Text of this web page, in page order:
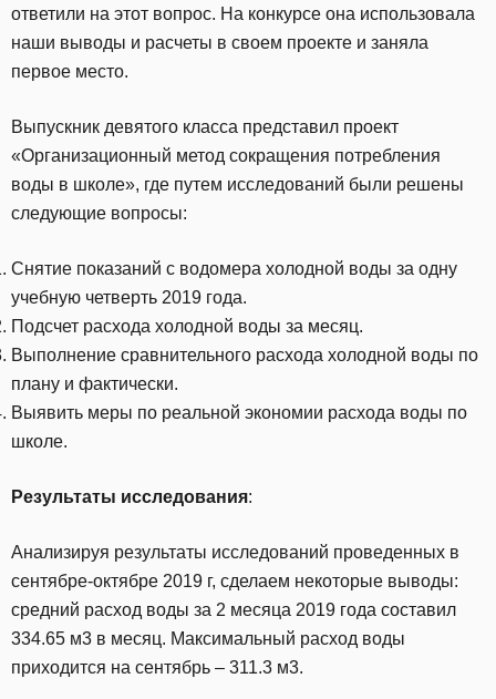
ответили на этот вопрос. На конкурсе она использовала
наши выводы и расчеты в своем проекте и заняла
первое место.
Выпускник девятого класса представил проект
«Организационный метод сокращения потребления
воды в школе», где путем исследований были решены
следующие вопросы:
Снятие показаний с водомера холодной воды за одну
учебную четверть 2019 года.
Подсчет расхода холодной воды за месяц.
Выполнение сравнительного расхода холодной воды по
плану и фактически.
Выявить меры по реальной экономии расхода воды по
школе.
Результаты исследования:
Анализируя результаты исследований проведенных в
сентябре-октябре 2019 г, сделаем некоторые выводы:
средний расход воды за 2 месяца 2019 года составил
334.65 м3 в месяц. Максимальный расход воды
приходится на сентябрь – 311.3 м3.